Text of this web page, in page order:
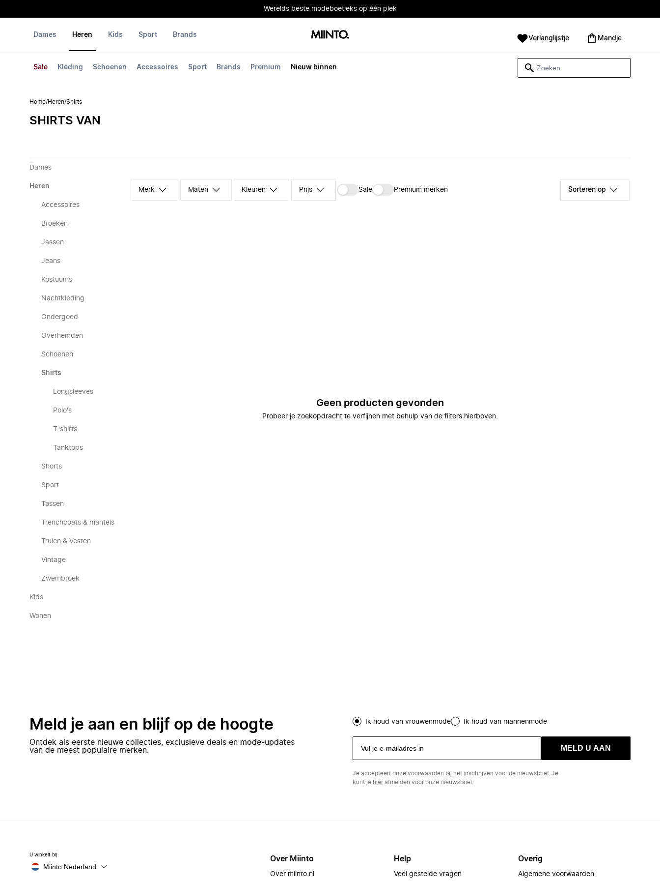
Werelds beste modeboetieks op één plek
Dames Heren
Sale Kleding Schoenen Accessoires Sport Brands Premium Nieuw binnen
Kids Sport Brands Verlanglijstje Mandje
Home/Heren/Shirts
SHIRTS VAN
Dames
Heren
Accessoires
Broeken
Jassen
Jeans
Kostuums
Nachtkleding
Ondergoed
Overhemden
Schoenen
Shirts
Longsleeves
Polo's
T-shirts
Tanktops
Shorts
Sport
Tassen
Trenchcoats & mantels
Truien & Vesten
Vintage
Zwembroek
Kids
Wonen
Merk Maten Kleuren Prijs Sale Premium merken Sorteren op
Geen producten gevonden
Probeer je zoekopdracht te verfijnen met behulp van de filters hierboven.
Meld je aan en blijf op de hoogte
Ontdek als eerste nieuwe collecties, exclusieve deals en mode-updates
van de meest populaire merken.
Ik houd van vrouwenmode Ik houd van mannenmode
MELD U AAN
Je accepteert onze voorwaarden bij het inschrijven voor de nieuwsbrief. Je
kunt je hierafmelden voor onze nieuwsbrief.
U winkelt bij
Miinto Nederland
Over Miinto
Over miinto.nl
Help
Veel gestelde vragen
Overig
Algemene voorwaarden